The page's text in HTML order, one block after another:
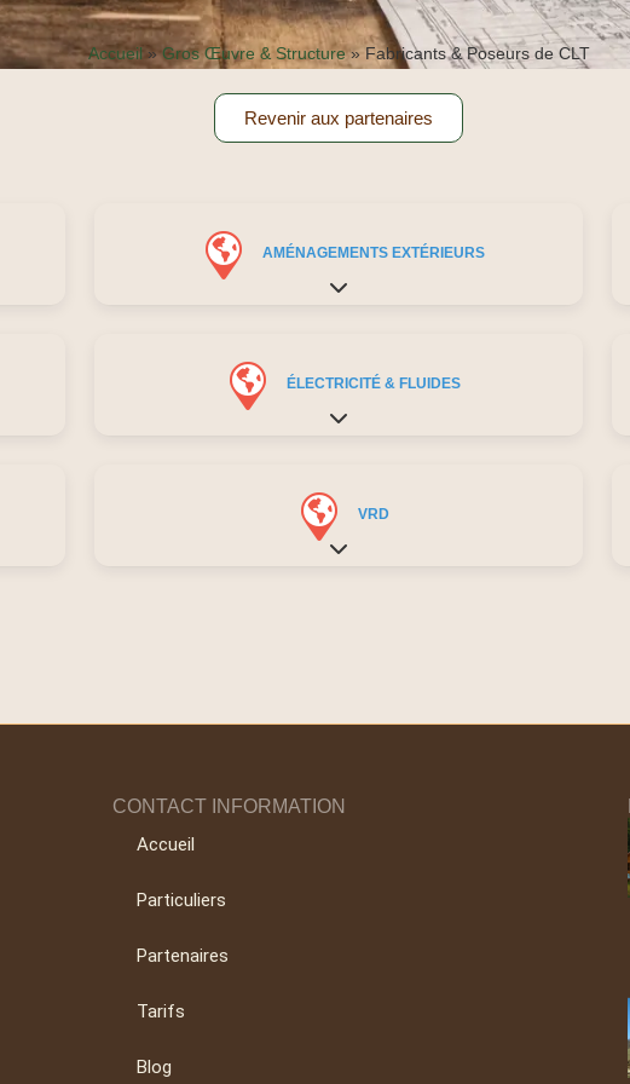
Accueil »Gros Œuvre & Structure» Fabricants & Poseurs de CLT
Revenir aux partenaires
AMÉNAGEMENTS EXTÉRIEURS
Expand sub-categories
ÉLECTRICITÉ & FLUIDES
Expand sub-categories
VRD
Expand sub-categories
CONTACT INFORMATION
Accueil
Particuliers
Partenaires
Tarifs
Blog